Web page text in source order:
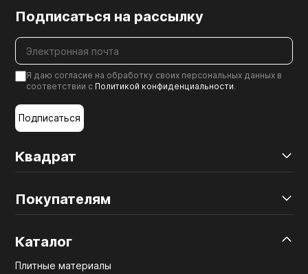
Квадрат
Покупателям
Каталог
Плитные материалы
Подписаться на рассылку
Я даю согласие на обработку своих персональных данных в
соответствии с Политикой конфиденциальности.
Подписаться